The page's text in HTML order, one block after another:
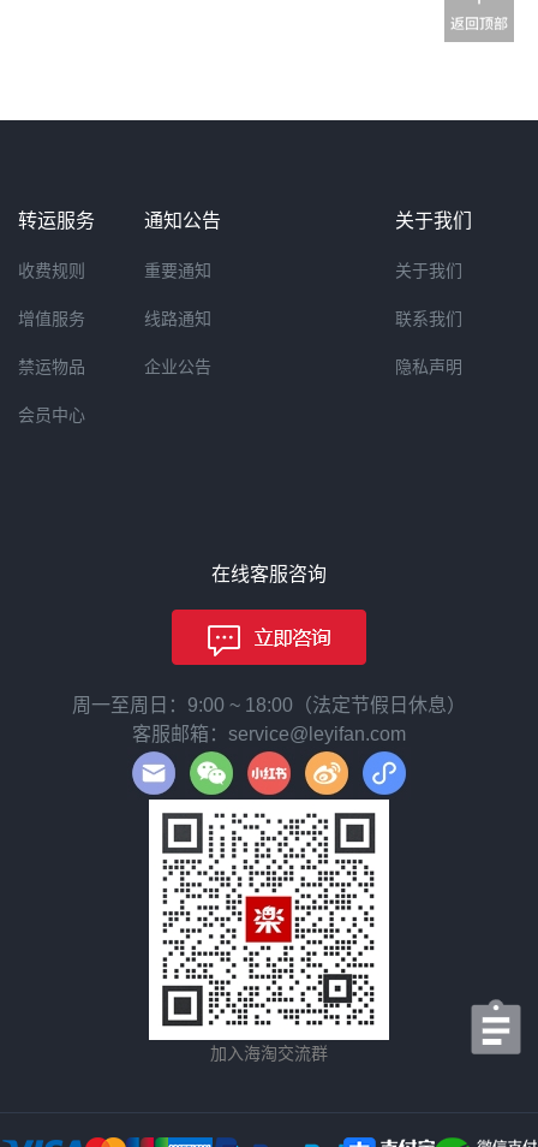
转运服务
收费规则
增值服务
禁运物品
会员中心
通知公告
重要通知
线路通知
企业公告
关于我们
关于我们
联系我们
隐私声明
在线客服咨询
周一至周日：9:00 ~ 18:00（法定节假日休息）
客服邮箱：service@leyifan.com
加入海淘交流群